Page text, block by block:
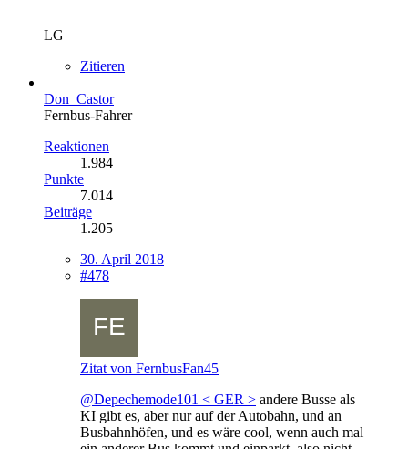
LG
Zitieren
Don_Castor
Fernbus-Fahrer
Reaktionen
1.984
Punkte
7.014
Beiträge
1.205
30. April 2018
#478
Zitat von FernbusFan45
@Depechemode101 < GER > andere Busse als
KI gibt es, aber nur auf der Autobahn, und an
Busbahnhöfen, und es wäre cool, wenn auch mal